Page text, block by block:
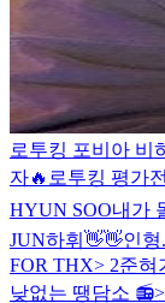
로투킹 포비아 비
자🔥 로투킹 평가
HYUN SOO내가
JUN하휘👋👋인
FOR THX> 2준혀
낮없는 땡담소